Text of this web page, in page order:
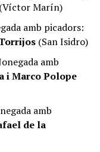
(Víctor Marín)
amb picadors:
(San Isidro)
amb
i Marco Polope
amb
de la